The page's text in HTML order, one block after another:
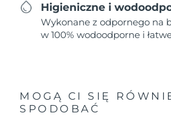
Higieniczne i
Wykonane z odpornego na
w 100% wodoodporne i
MOGĄ CI SIĘ
SPODOBAĆ